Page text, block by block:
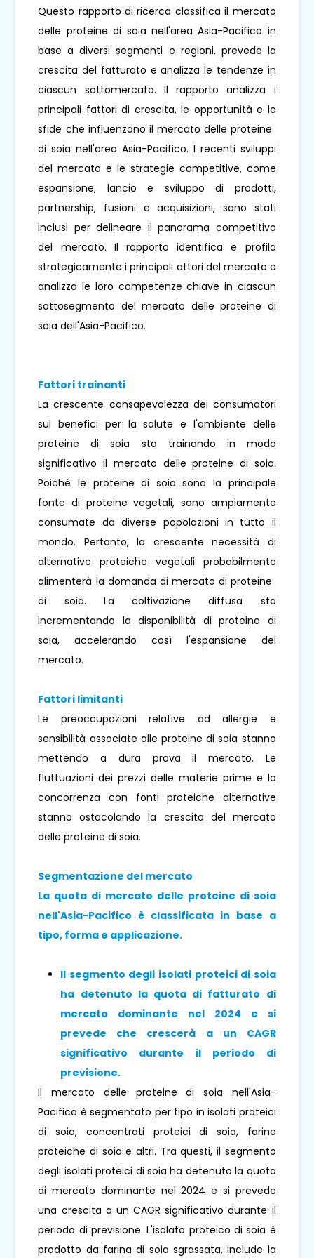
Questo rapporto di ricerca classifica il mercato
delle proteine ​​di soia nell'area Asia-Pacifico in
base a diversi segmenti e regioni, prevede la
crescita del fatturato e analizza le tendenze in
ciascun sottomercato. Il rapporto analizza i
principali fattori di crescita, le opportunità e le
sfide che influenzano il mercato delle proteine ​​
di soia nell'area Asia-Pacifico. I recenti sviluppi
del mercato e le strategie competitive, come
espansione, lancio e sviluppo di prodotti,
partnership, fusioni e acquisizioni, sono stati
inclusi per delineare il panorama competitivo
del mercato. Il rapporto identifica e profila
strategicamente i principali attori del mercato e
analizza le loro competenze chiave in ciascun
sottosegmento del mercato delle proteine ​​di
soia dell'Asia-Pacifico.
Fattori trainanti
La crescente consapevolezza dei consumatori
sui benefici per la salute e l'ambiente delle
proteine ​​di soia sta trainando in modo
significativo il mercato delle proteine ​​di soia.
Poiché le proteine ​​di soia sono la principale
fonte di proteine ​​vegetali, sono ampiamente
consumate da diverse popolazioni in tutto il
mondo. Pertanto, la crescente necessità di
alternative proteiche vegetali probabilmente
alimenterà la domanda di mercato di proteine ​​
di soia. La coltivazione diffusa sta
incrementando la disponibilità di proteine ​​di
soia, accelerando così l'espansione del
mercato.
Fattori limitanti
Le preoccupazioni relative ad allergie e
sensibilità associate alle proteine ​​di soia stanno
mettendo a dura prova il mercato. Le
fluttuazioni dei prezzi delle materie prime e la
concorrenza con fonti proteiche alternative
stanno ostacolando la crescita del mercato
delle proteine ​​di soia.
Segmentazione del mercato
La quota di mercato delle proteine ​​di soia
nell'Asia-Pacifico è classificata in base a
tipo, forma e applicazione.
Il segmento degli isolati proteici di soia
ha detenuto la quota di fatturato di
mercato dominante nel 2024 e si
prevede che crescerà a un CAGR
significativo durante il periodo di
previsione.
Il mercato delle proteine ​​di soia nell'Asia-
Pacifico è segmentato per tipo in isolati proteici
di soia, concentrati proteici di soia, farine
proteiche di soia e altri. Tra questi, il segmento
degli isolati proteici di soia ha detenuto la quota
di mercato dominante nel 2024 e si prevede
una crescita a un CAGR significativo durante il
periodo di previsione. L'isolato proteico di soia è
prodotto da farina di soia sgrassata, include la